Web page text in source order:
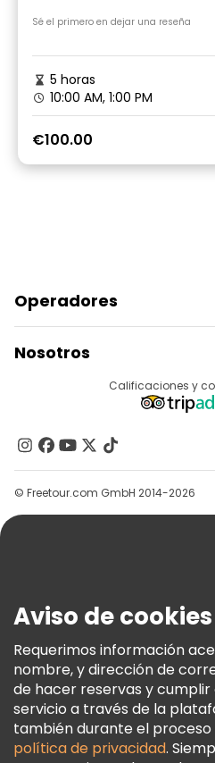
Sé el primero en dejar una reseña
5 horas
10:00 AM, 1:00 PM
€100.00
Operadores
Acceder Como Proveedor
Programa De Afiliados
Nosotros
Contacto
Grupos
Ayuda
Términos E Información Legal
Política De Cookies
Freetour Premios
Programa De Fidelidad
Calificaciones y
© Freetour.com GmbH 2014-2026
Aviso de cookies
Requerimos información
nombre, y dirección de
de hacer reservas y cumplir
servicio a través de la
también durante el
política de privacidad.